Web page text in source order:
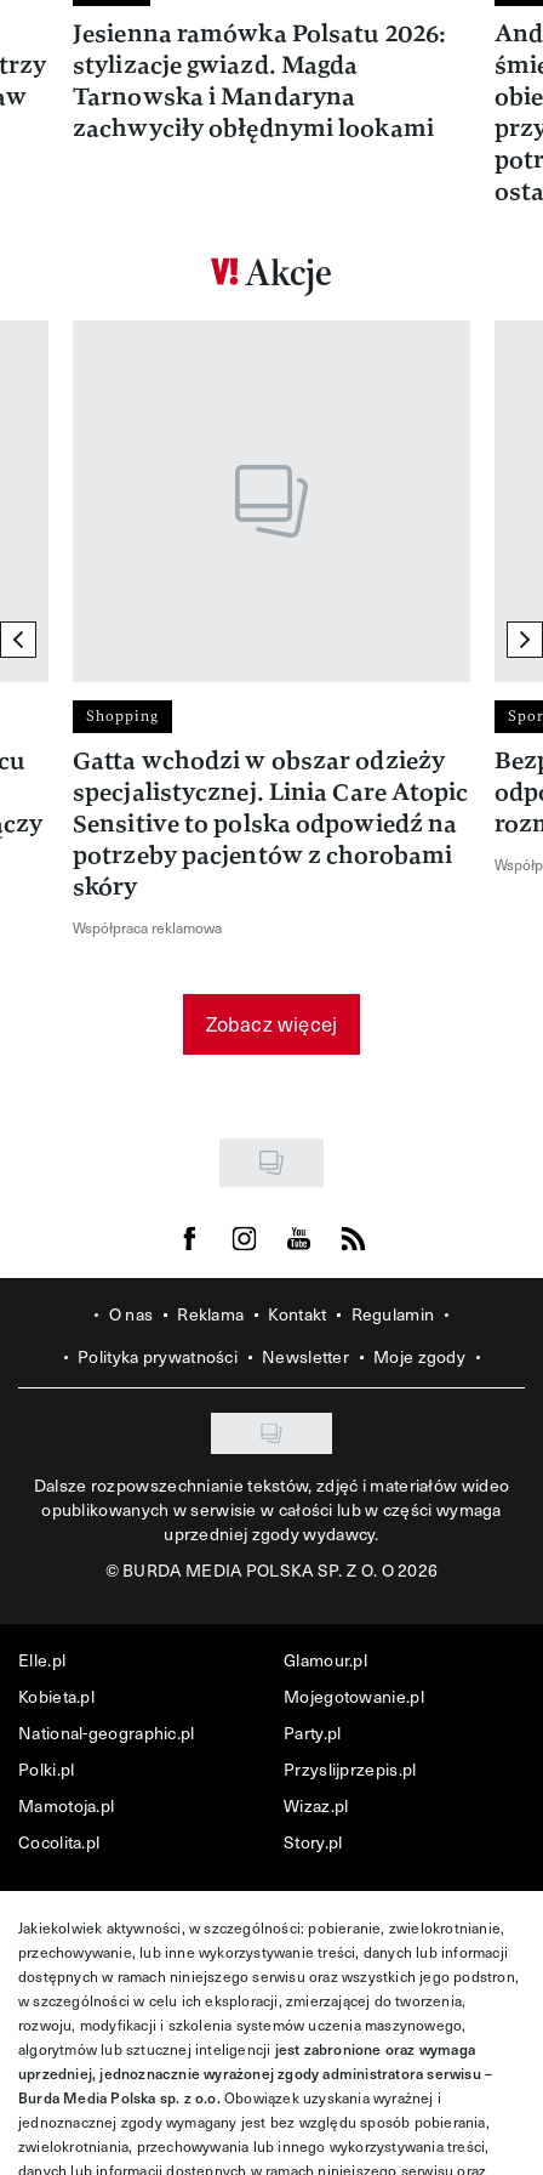
Jesienna ramówka Polsatu 2026:
stylizacje gwiazd. Magda
Tarnowska i Mandaryna
zachwyciły obłędnymi lookami
Akcje
previous element
Shopping
Gatta wchodzi w obszar odzieży
specjalistycznej. Linia Care Atopic
Sensitive to polska odpowiedź na
potrzeby pacjentów z chorobami
skóry
Współpraca reklamowa
Zobacz więcej
Visit us on Facebook
Visit us on Instagram
Visit us on Youtube
Visit us on Rss
O nas Reklama Kontakt
Regulamin
Polityka prywatności
Newsletter Moje zgody
Dalsze rozpowszechnianie tekstów, zdjęć i materiałów wideo
opublikowanych w serwisie w całości lub w części wymaga
uprzedniej zgody wydawcy.
©BURDA MEDIA POLSKA SP. Z O. O 2026
Elle.pl
Glamour.pl
Kobieta.pl
Mojegotowanie.pl
National-geographic.pl
Party.pl
Polki.pl
Przyslijprzepis.pl
Mamotoja.pl
Wizaz.pl
Cocolita.pl
Story.pl
Jakiekolwiek aktywności, w szczególności: pobieranie, zwielokrotnianie,
przechowywanie, lub inne wykorzystywanie treści, danych lub informacji
dostępnych w ramach niniejszego serwisu oraz wszystkich jego podstron,
w szczególności w celu ich eksploracji, zmierzającej do tworzenia,
rozwoju, modyfikacji i szkolenia systemów uczenia maszynowego,
algorytmów lub sztucznej inteligencji jest zabronione oraz wymaga
uprzedniej, jednoznacznie wyrażonej zgody administratora serwisu –
Burda Media Polska sp. z o.o.Obowiązek uzyskania wyraźnej i
jednoznacznej zgody wymagany jest bez względu sposób pobierania,
zwielokrotniania, przechowywania lub innego wykorzystywania treści,
danych lub informacji dostępnych w ramach niniejszego serwisu oraz